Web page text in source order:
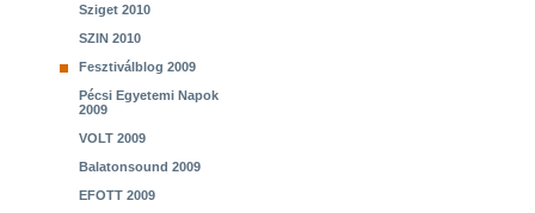
Sziget 2010
SZIN 2010
Fesztiválblog 2009
Pécsi Egyetemi Napok
2009
VOLT 2009
Balatonsound 2009
EFOTT 2009